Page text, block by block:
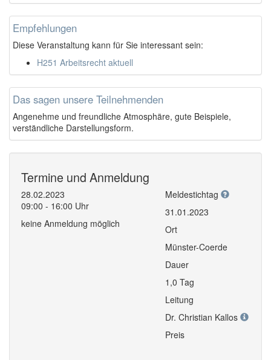
Empfehlungen
Diese Veranstaltung kann für Sie interessant sein:
H251 Arbeitsrecht aktuell
Das sagen unsere Teilnehmenden
Angenehme und freundliche Atmosphäre, gute Beispiele,
verständliche Darstellungsform.
Termine und Anmeldung
28.02.2023
09:00 - 16:00 Uhr
keine Anmeldung möglich
Meldestichtag
31.01.2023
Ort
Münster-Coerde
Dauer
1,0 Tag
Leitung
Dr. Christian Kallos
Preis